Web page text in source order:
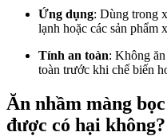
Ứng dụng: Dùng trong
lạnh hoặc các sản phẩm
Tính an toàn: Không
toàn trước khi chế biến
Ăn nhầm màng
được có hại không?